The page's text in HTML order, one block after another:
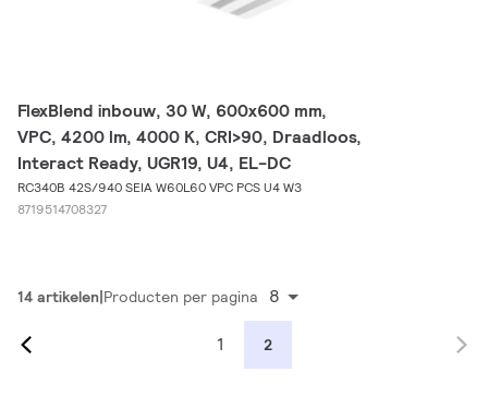
FlexBlend inbouw, 30 W, 600x600 mm,
VPC, 4200 lm, 4000 K, CRI>90, Draadloos,
Interact Ready, UGR19, U4, EL-DC
RC340B 42S/940 SEIA W60L60 VPC PCS U4 W3
8719514708327
14 artikelen Producten per pagina 8
1 2